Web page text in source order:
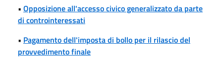
• Opposizione all'accesso civico generalizzato da parte
di controinteressati
• Pagamento dell'imposta di bollo per il rilascio del
provvedimento finale